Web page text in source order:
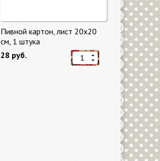
Пивной картон, лист 20х20
cм, 1 штука
28 руб.